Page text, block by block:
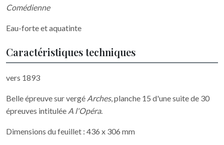
Comédienne
Eau-forte et aquatinte
Caractéristiques techniques
vers 1893
Belle épreuve sur vergé Arches, planche 15 d'une suite de 30
épreuves intitulée A l'Opéra.
Dimensions du feuillet : 436 x 306 mm